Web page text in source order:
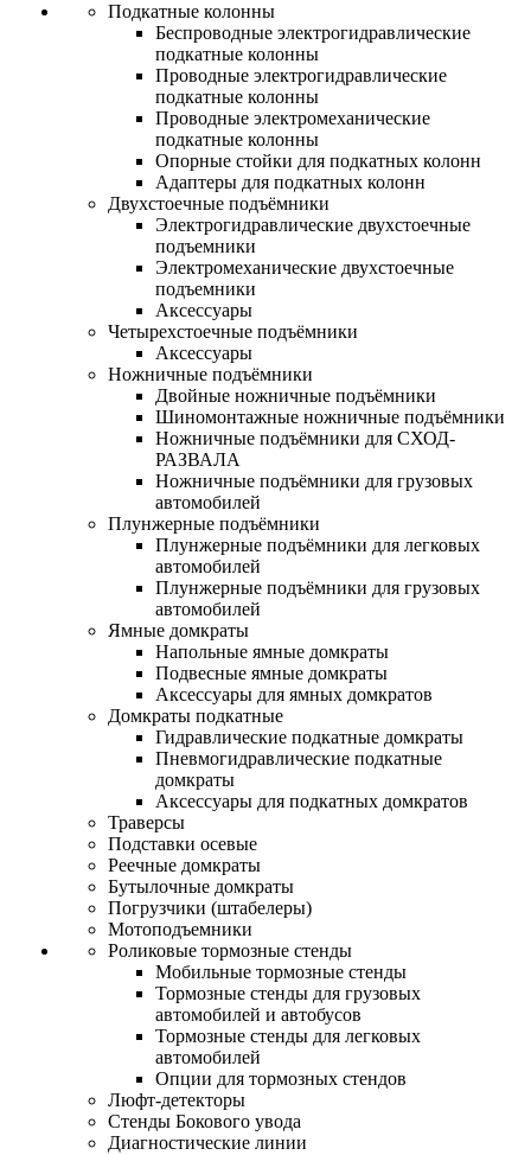
Подкатные колонны
Беспроводные электрогидравлические
подкатные колонны
Проводные электрогидравлические
подкатные колонны
Проводные электромеханические
подкатные колонны
Опорные стойки для подкатных колонн
Адаптеры для подкатных колонн
Двухстоечные подъёмники
Электрогидравлические двухстоечные
подъемники
Электромеханические двухстоечные
подъемники
Аксессуары
Четырехстоечные подъёмники
Аксессуары
Ножничные подъёмники
Двойные ножничные подъёмники
Шиномонтажные ножничные подъёмники
Ножничные подъёмники для СХОД-
РАЗВАЛА
Ножничные подъёмники для грузовых
автомобилей
Плунжерные подъёмники
Плунжерные подъёмники для легковых
автомобилей
Плунжерные подъёмники для грузовых
автомобилей
Ямные домкраты
Напольные ямные домкраты
Подвесные ямные домкраты
Аксессуары для ямных домкратов
Домкраты подкатные
Гидравлические подкатные домкраты
Пневмогидравлические подкатные
домкраты
Аксессуары для подкатных домкратов
Траверсы
Подставки осевые
Реечные домкраты
Бутылочные домкраты
Погрузчики (штабелеры)
Мотоподъемники
Роликовые тормозные стенды
Мобильные тормозные стенды
Тормозные стенды для грузовых
автомобилей и автобусов
Тормозные стенды для легковых
автомобилей
Опции для тормозных стендов
Люфт-детекторы
Стенды Бокового увода
Диагностические линии